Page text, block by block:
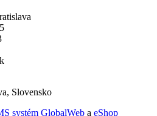
Slovensko
systém GlobalWeb a eShop